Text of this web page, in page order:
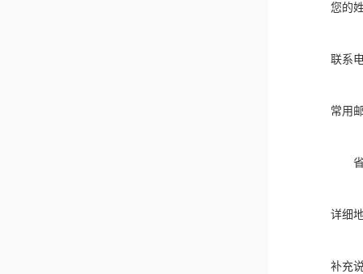
您的
联系
常用
详细
补充